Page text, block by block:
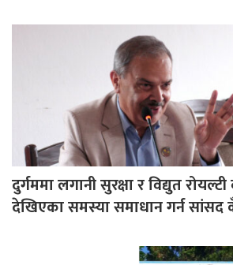
दुर्गममा लगानी सुरक्षा र विद्युत
देखिएका समस्या समाधान गर्न